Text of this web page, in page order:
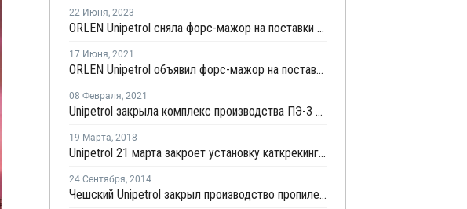
22 Июня, 2023
ORLEN Unipetrol сняла форс-мажор на поставки ПП с завода в Литвинове
17 Июня, 2021
ORLEN Unipetrol объявил форс-мажор на поставки ПП с завода в Литвинове
08 Февраля, 2021
Unipetrol закрыла комплекс производства ПЭ-3 в Литвинове на ремонт
19 Марта, 2018
Unipetrol 21 марта закроет установку каткрекинга на профилактику
24 Сентября, 2014
Чешский Unipetrol закрыл производство пропилена из-за поломки